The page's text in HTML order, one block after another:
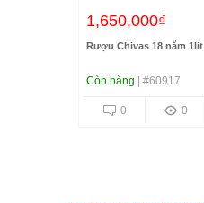
1,650,000₫
Rượu Chivas 18 năm 1lit
Còn hàng | #60917
0
0